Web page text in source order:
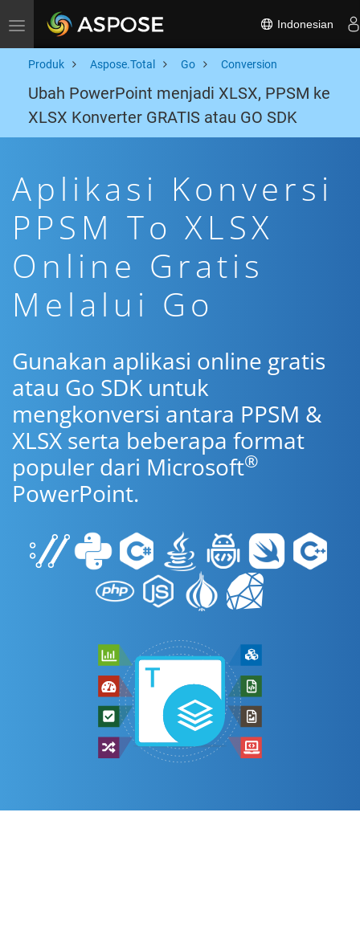
Toggle navigation Indonesian
Produk Aspose.Total Go Conversion
Ubah PowerPoint menjadi XLSX, PPSM ke
XLSX Konverter GRATIS atau GO SDK
Aplikasi Konversi
PPSM To XLSX
Online Gratis
Melalui Go
Gunakan aplikasi online gratis
atau Go SDK untuk
mengkonversi antara PPSM &
XLSX serta beberapa format
populer dari Microsoft®
PowerPoint.